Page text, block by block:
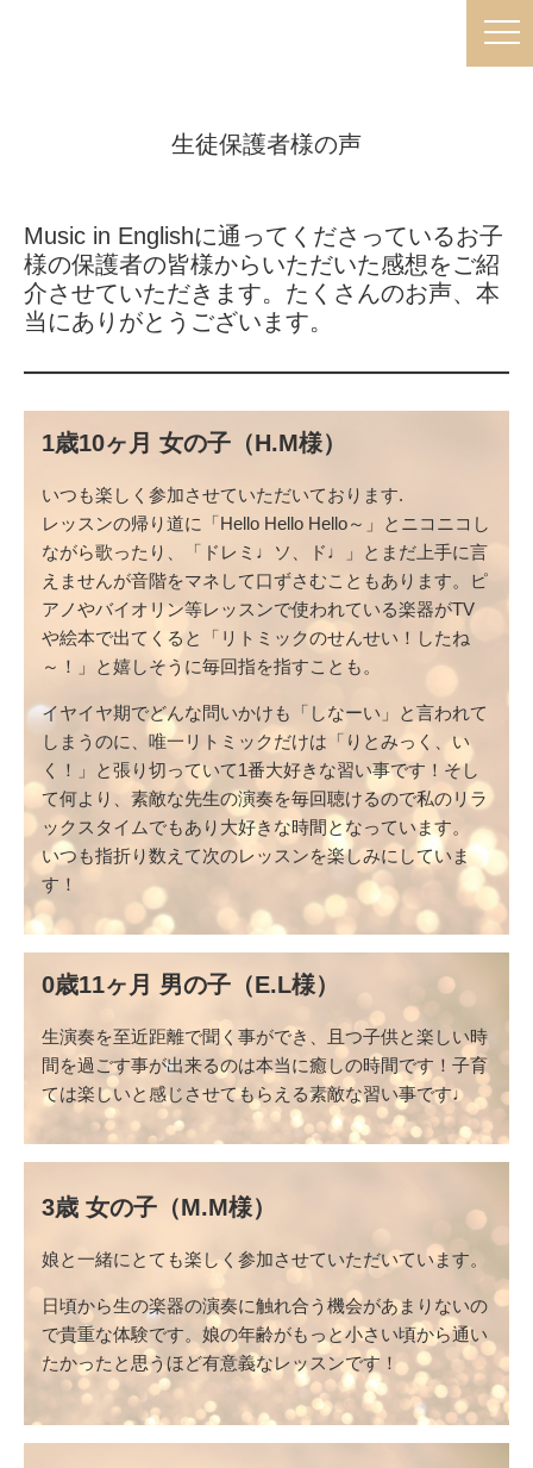
生徒保護者様の声
Music in Englishに通ってくださっているお子
様の保護者の皆様からいただいた感想をご紹
介させていただきます。たくさんのお声、本
当にありがとうございます。
1歳10ヶ月 女の子（H.M様）
いつも楽しく参加させていただいております.
レッスンの帰り道に「Hello Hello Hello～」とニコニコし
ながら歌ったり、「ドレミ♩ソ、ド♩」とまだ上手に言
えませんが音階をマネして口ずさむこともあります。ピ
アノやバイオリン等レッスンで使われている楽器がTV
や絵本で出てくると「リトミックのせんせい！したね
～！」と嬉しそうに毎回指を指すことも。
イヤイヤ期でどんな問いかけも「しなーい」と言われて
しまうのに、唯一リトミックだけは「りとみっく、い
く！」と張り切っていて1番大好きな習い事です！そし
て何より、素敵な先生の演奏を毎回聴けるので私のリラ
ックスタイムでもあり大好きな時間となっています。
いつも指折り数えて次のレッスンを楽しみにしていま
す！
0歳11ヶ月 男の子（E.L様）
生演奏を至近距離で聞く事ができ、且つ子供と楽しい時
間を過ごす事が出来るのは本当に癒しの時間です！子育
ては楽しいと感じさせてもらえる素敵な習い事です♩
3歳 女の子（M.M様）
娘と一緒にとても楽しく参加させていただいています。
日頃から生の楽器の演奏に触れ合う機会があまりないの
で貴重な体験です。娘の年齢がもっと小さい頃から通い
たかったと思うほど有意義なレッスンです！